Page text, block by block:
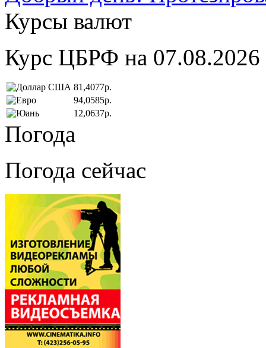
Курсы валют
Курс ЦБРФ на 07.08.2026
81,4077р.
94,0585р.
12,0637р.
Погода
Погода сейчас